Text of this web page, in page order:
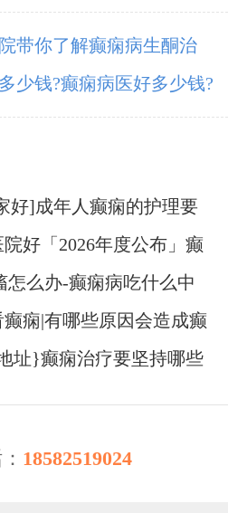
带你了解癫痫病生酮治
少钱?癫痫病医好多少钱?
好]成年人癫痫的护理要
好「2026年度公布」癫
怎么办-癫痫病吃什么中
痫|有哪些原因会造成癫
址}癫痫治疗要坚持哪些
18582519024